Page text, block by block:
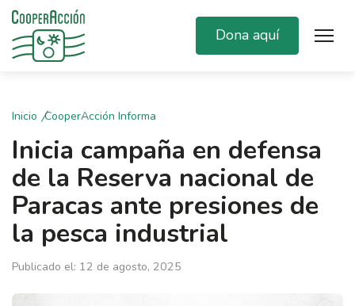
Dona aquí
Inicio CooperAcción Informa
Inicia campaña en defensa
de la Reserva nacional de
Paracas ante presiones de
la pesca industrial
Publicado el: 12 de agosto, 2025